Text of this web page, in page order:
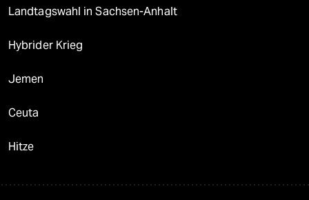
Landtagswahl in Sachsen-Anhalt
Hybrider Krieg
Jemen
Ceuta
Hitze